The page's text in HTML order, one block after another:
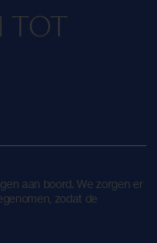
TOT
aan boord. We zorgen er
zodat de